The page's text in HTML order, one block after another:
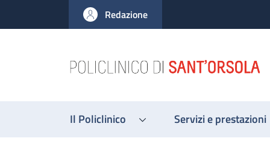
al contenuto principale
to footer content
Redazione
Il Policlinico Servizi e prestazioni